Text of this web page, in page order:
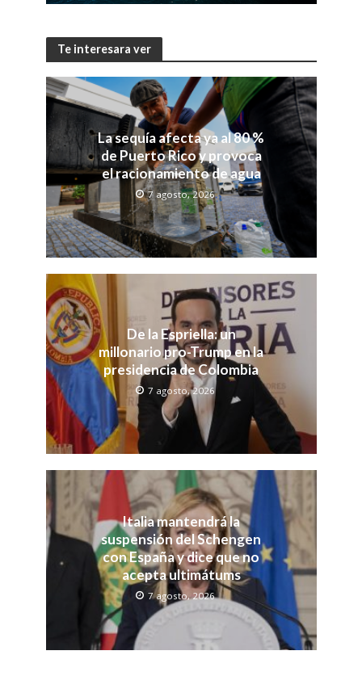
Te interesara ver
La sequía afecta ya al 80 %
de Puerto Rico y provoca
el racionamiento de agua
7 agosto, 2026
De la Espriella: un
millonario pro-Trump en la
presidencia de Colombia
7 agosto, 2026
Italia mantendrá la
suspensión del Schengen
con España y dice que no
acepta ultimátums
7 agosto, 2026